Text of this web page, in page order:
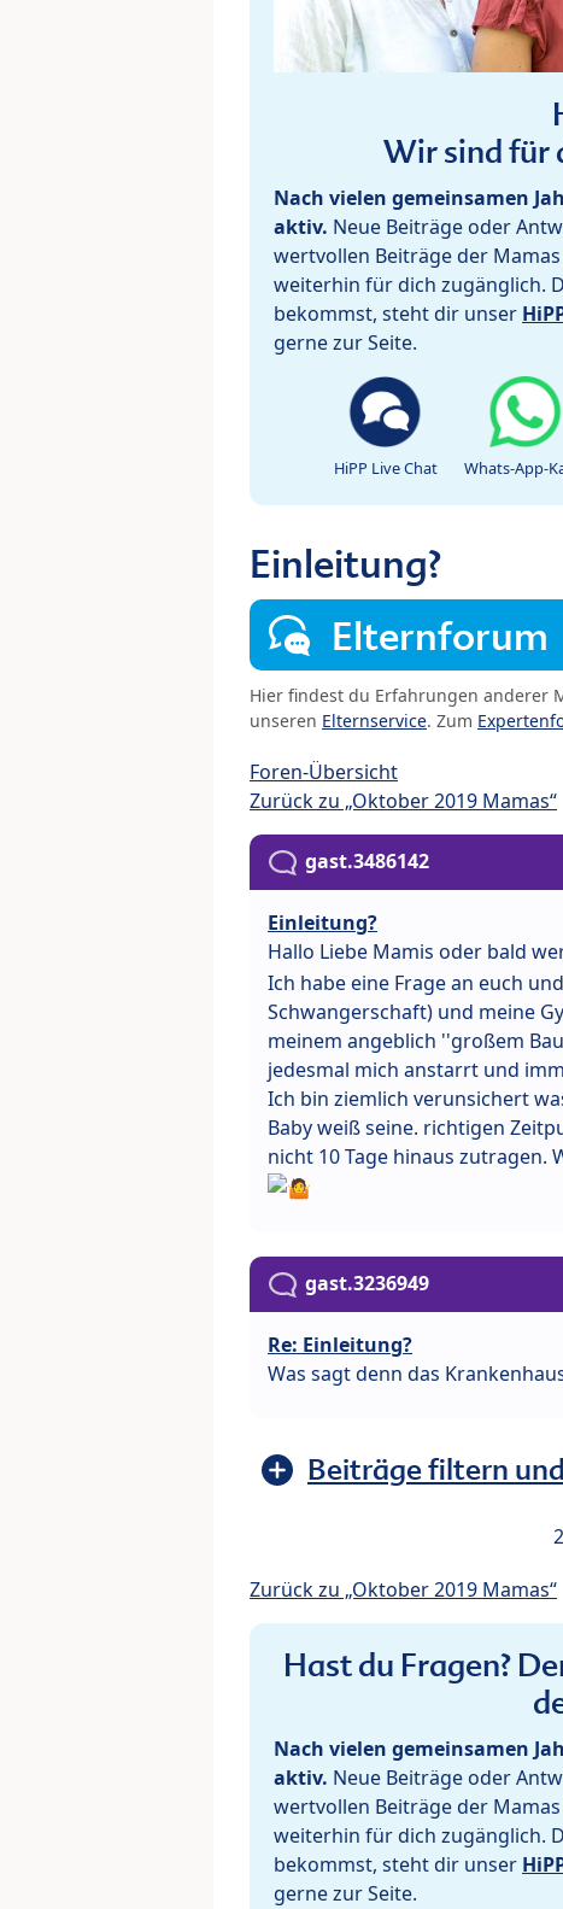
Wir sind für
Nach vielen gemeinsamen
aktiv. Neue Beiträge oder
wertvollen Beiträge der
weiterhin für dich zugänglich.
bekommst, steht dir unser
gerne zur Seite.
HiPP Live Chat Whats-App-
Einleitung?
Elternforum
Hier findest du Erfahrungen anderer
unseren Elternservice. Zum
Foren-Übersicht
Zurück zu „Oktober 2019 Mamas“
gast.3486142
Einleitung?
Hallo Liebe Mamis oder bald
Ich habe eine Frage an euch
Schwangerschaft) und meine
meinem angeblich ''großem
jedesmal mich anstarrt und
Ich bin ziemlich verunsichert
Baby weiß seine. richtigen
nicht 10 Tage hinaus zutragen.
gast.3236949
Re: Einleitung?
Was sagt denn das
Beiträge filtern
Zurück zu „Oktober 2019 Mamas“
Hast du Fragen?
Nach vielen gemeinsamen
aktiv. Neue Beiträge oder
wertvollen Beiträge der
weiterhin für dich zugänglich.
bekommst, steht dir unser
gerne zur Seite.